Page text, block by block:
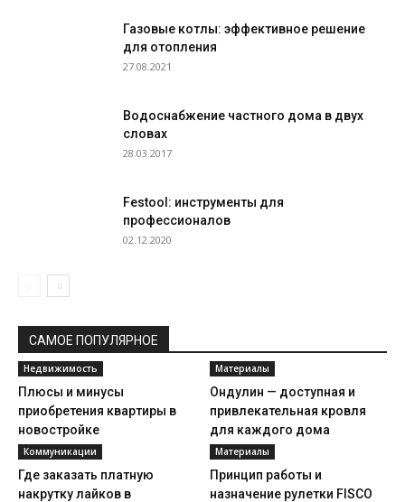
Газовые котлы: эффективное решение
для отопления
27.08.2021
Водоснабжение частного дома в двух
словах
28.03.2017
Festool: инструменты для
профессионалов
02.12.2020
САМОЕ ПОПУЛЯРНОЕ
Недвижимость
Плюсы и минусы
приобретения квартиры в
новостройке
Материалы
Ондулин — доступная и
привлекательная кровля
для каждого дома
Коммуникации
Где заказать платную
накрутку лайков в
Материалы
Принцип работы и
назначение рулетки FISCO